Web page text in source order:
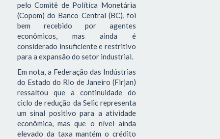
pelo Comitê de Política Monetária
(Copom) do Banco Central (BC), foi
bem recebido por agentes
econômicos, mas ainda é
considerado insuficiente e restritivo
para a expansão do setor industrial.
Em nota, a Federação das Indústrias
do Estado do Rio de Janeiro (Firjan)
ressaltou que a continuidade do
ciclo de redução da Selic representa
um sinal positivo para a atividade
econômica, mas que o nível ainda
elevado da taxa mantém o crédito